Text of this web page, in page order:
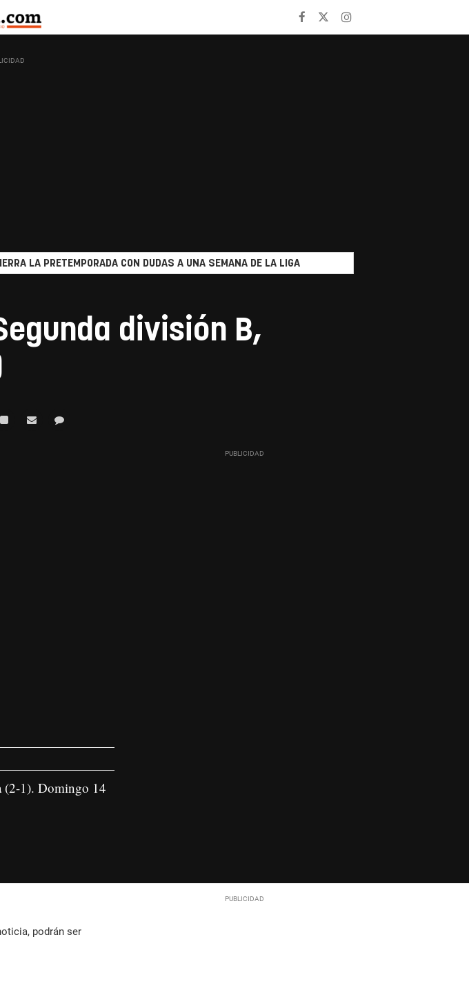
LA PRETEMPORADA CON DUDAS A UNA SEMANA DE LA LIGA
división B,
(2-1). Domingo 14
podrán ser